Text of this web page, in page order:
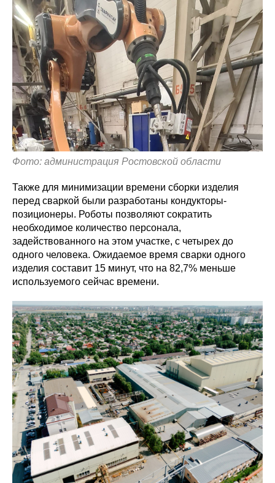
Фото: администрация Ростовской области
Также для минимизации времени сборки изделия
перед сваркой были разработаны кондукторы-
позиционеры. Роботы позволяют сократить
необходимое количество персонала,
задействованного на этом участке, с четырех до
одного человека. Ожидаемое время сварки одного
изделия составит 15 минут, что на 82,7% меньше
используемого сейчас времени.